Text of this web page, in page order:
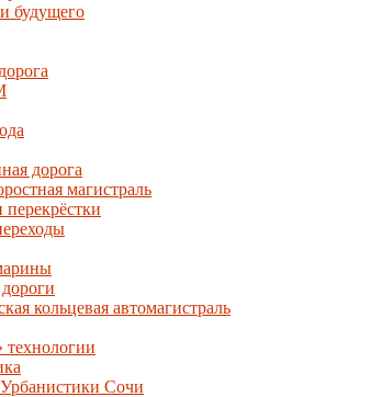
будущего
дорога
магистраль
перекрёстки
кольцевая автомагистраль
технологии
Сочи